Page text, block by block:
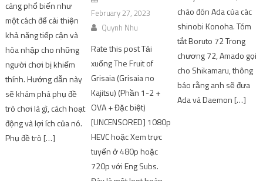
càng phổ biến như
một cách để cải thiện
khả năng tiếp cận và
hòa nhập cho những
người chơi bị khiếm
thính. Hướng dẫn này
sẽ khám phá phụ đề
trò chơi là gì, cách hoạt
động và lợi ích của nó.
Phụ đề trò […]
February 27, 2023
Quynh Nhu
Rate this post Tải
xuống The Fruit of
Grisaia (Grisaia no
Kajitsu) (Phần 1-2 +
OVA + Đặc biệt)
[UNCENSORED] 1080p
HEVC hoặc Xem trực
tuyến ở 480p hoặc
720p với Eng Subs.
chào đón Ada của các
shinobi Konoha. Tóm
tắt Boruto 72 Trong
chương 72, Amado gọi
cho Shikamaru, thông
báo rằng anh sẽ đưa
Ada và Daemon […]